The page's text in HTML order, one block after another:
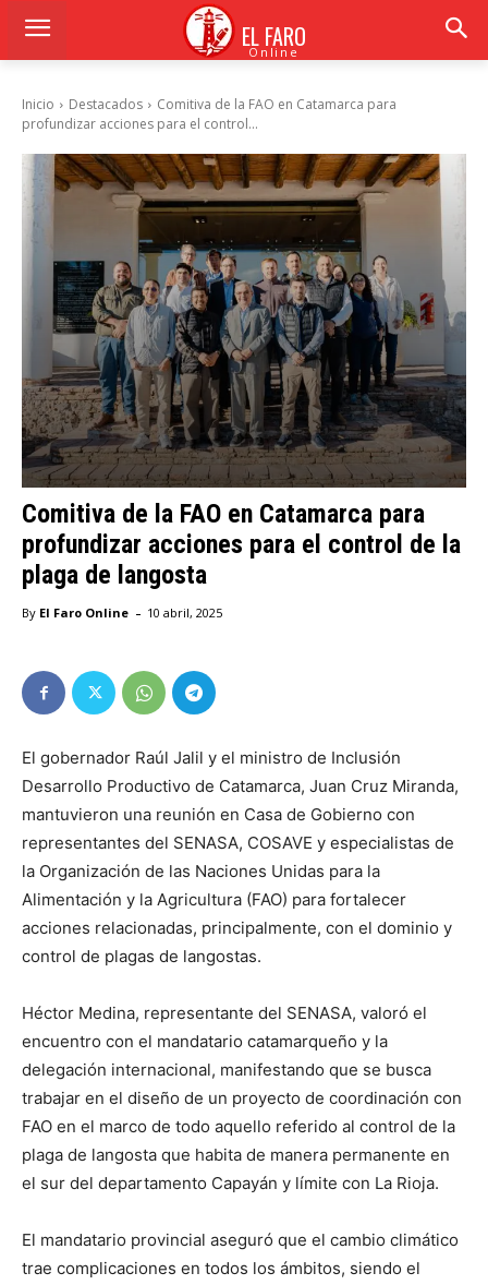
EL FARO
Online
Inicio Destacados
Comitiva de la FAO en Catamarca para
profundizar acciones para el control...
Comitiva de la FAO en Catamarca para
profundizar acciones para el control de la
plaga de langosta
By El Faro Online - 10 abril, 2025
El gobernador Raúl Jalil y el ministro de Inclusión
Desarrollo Productivo de Catamarca, Juan Cruz Miranda,
mantuvieron una reunión en Casa de Gobierno con
representantes del SENASA, COSAVE y especialistas de
la Organización de las Naciones Unidas para la
Alimentación y la Agricultura (FAO) para fortalecer
acciones relacionadas, principalmente, con el dominio y
control de plagas de langostas.
Héctor Medina, representante del SENASA, valoró el
encuentro con el mandatario catamarqueño y la
delegación internacional, manifestando que se busca
trabajar en el diseño de un proyecto de coordinación con
FAO en el marco de todo aquello referido al control de la
plaga de langosta que habita de manera permanente en
el sur del departamento Capayán y límite con La Rioja.
El mandatario provincial aseguró que el cambio climático
trae complicaciones en todos los ámbitos, siendo el